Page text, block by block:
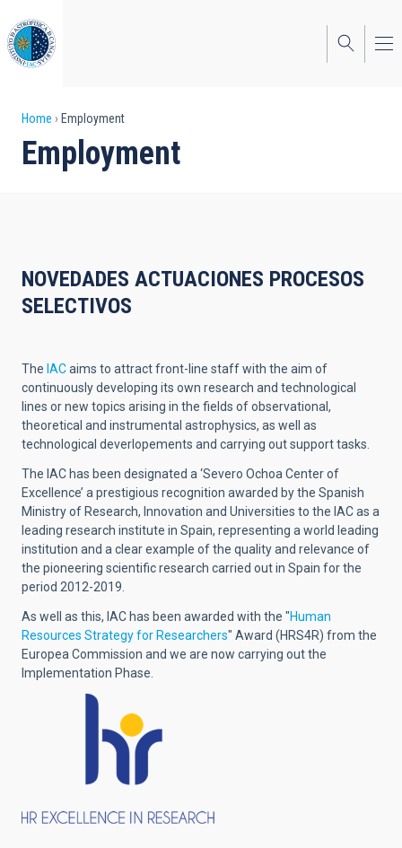
to
main
content
Breadcrumb
Home Employment
Employment
NOVEDADES ACTUACIONES PROCESOS
SELECTIVOS
The IACaims to attract front-line staff with the aim of
continuously developing its own research and technological
lines or new topics arising in the fields of observational,
theoretical and instrumental astrophysics, as well as
technological deverlopements and carrying out support tasks.
The IAC has been designated a ‘Severo Ochoa Center of
Excellence’ a prestigious recognition awarded by the Spanish
Ministry of Research, Innovation and Universities to the IAC as a
leading research institute in Spain, representing a world leading
institution and a clear example of the quality and relevance of
the pioneering scientific research carried out in Spain for the
period 2012-2019.
As well as this, IAC has been awarded with the "Human
Resources Strategy for Researchers" Award (HRS4R) from the
Europea Commission and we are now carrying out the
Implementation Phase.